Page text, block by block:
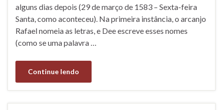
alguns dias depois (29 de março de 1583 – Sexta-feira
Santa, como aconteceu). Na primeira instância, o arcanjo
Rafael nomeia as letras, e Dee escreve esses nomes
(como se uma palavra …
Continue lendo